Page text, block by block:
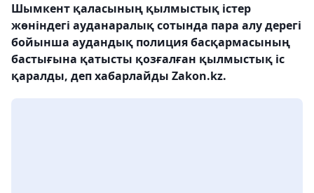
Шымкент қаласының қылмыстық істер
жөніндегі ауданаралық сотында пара алу дерегі
бойынша аудандық полиция басқармасының
бастығына қатысты қозғалған қылмыстық іс
қаралды, деп хабарлайды Zakon.kz.